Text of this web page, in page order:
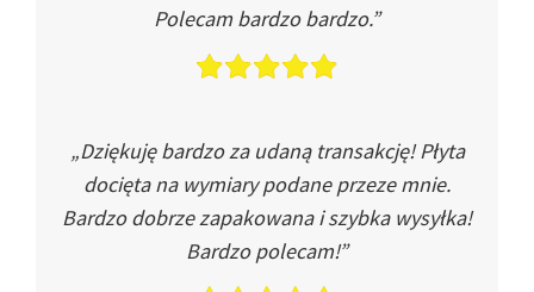
Polecam bardzo bardzo.”
„Dziękuję bardzo za udaną transakcję! Płyta
docięta na wymiary podane przeze mnie.
Bardzo dobrze zapakowana i szybka wysyłka!
Bardzo polecam!”